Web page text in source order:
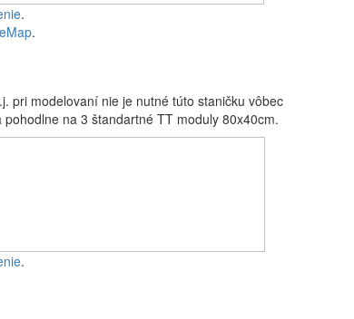
.
.
pri modelovaní nie je nutné túto staničku vôbec
na 3 štandartné TT moduly 80x40cm.
.